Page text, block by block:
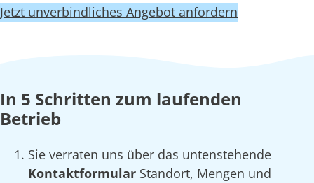
Jetzt unverbindliches Angebot anfordern
In 5 Schritten zum laufenden
Betrieb
Sie verraten uns über das untenstehende
Kontaktformular Standort, Mengen und